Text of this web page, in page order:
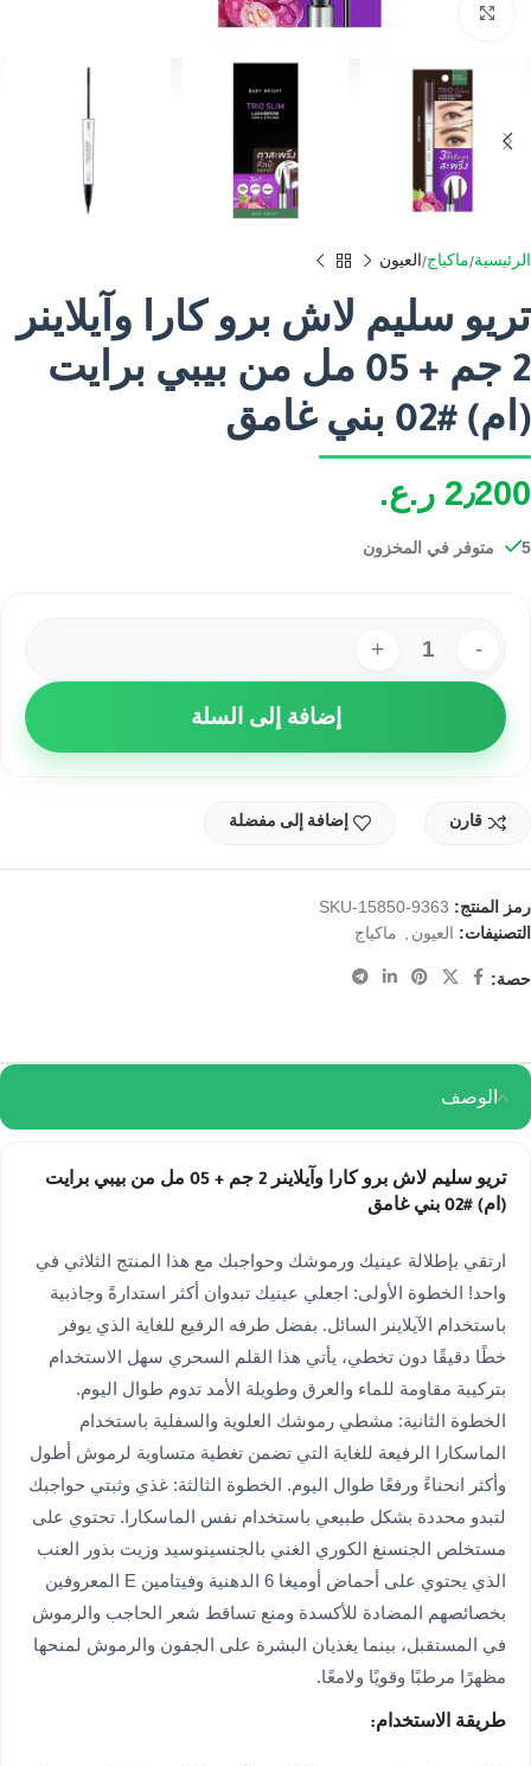
الرئيسية ماكياج العيون
تريو سليم لاش برو كارا وآيلاينر
2 جم + 05 مل من بيبي برايت
(ام) #02 بني غامق
2٫200 ر.ع.
5 متوفر في المخزون
إضافة إلى السلة
قارن إضافة إلى مفضلة
رمز المنتج: SKU-15850-9363
التصنيفات: العيون , ماكياج
حصة:
الوصف
تريو سليم لاش برو كارا وآيلاينر 2 جم + 05 مل من بيبي برايت
(ام) #02 بني غامق
ارتقي بإطلالة عينيك ورموشك وحواجبك مع هذا المنتج الثلاثي في
واحد! الخطوة الأولى: اجعلي عينيك تبدوان أكثر استدارةً وجاذبية
باستخدام الآيلاينر السائل. بفضل طرفه الرفيع للغاية الذي يوفر
خطًا دقيقًا دون تخطي، يأتي هذا القلم السحري سهل الاستخدام
بتركيبة مقاومة للماء والعرق وطويلة الأمد تدوم طوال اليوم.
الخطوة الثانية: مشطي رموشك العلوية والسفلية باستخدام
الماسكارا الرفيعة للغاية التي تضمن تغطية متساوية لرموش أطول
وأكثر انحناءً ورفعًا طوال اليوم. الخطوة الثالثة: غذي وثبتي حواجبك
لتبدو محددة بشكل طبيعي باستخدام نفس الماسكارا. تحتوي على
مستخلص الجنسنغ الكوري الغني بالجنسينوسيد وزيت بذور العنب
الذي يحتوي على أحماض أوميغا 6 الدهنية وفيتامين E المعروفين
بخصائصهم المضادة للأكسدة ومنع تساقط شعر الحاجب والرموش
في المستقبل، بينما يغذيان البشرة على الجفون والرموش لمنحها
مظهرًا مرطبًا وقويًا ولامعًا.
طريقة الاستخدام: